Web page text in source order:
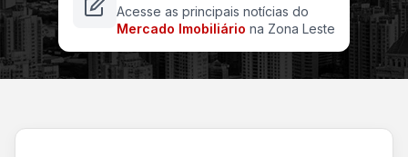
Acesse as principais notícias do
Mercado Imobiliário na Zona Leste